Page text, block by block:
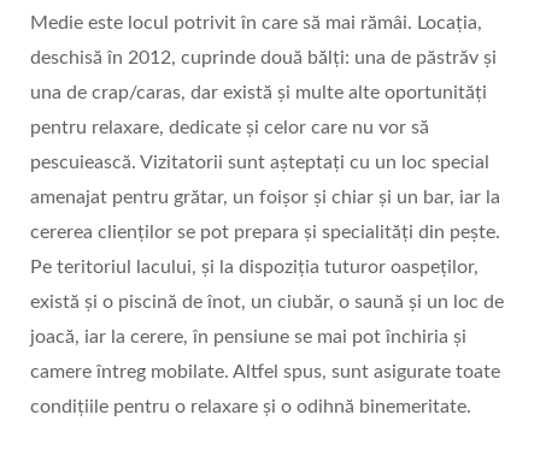
Medie este locul potrivit în care să mai rămâi. Locația,
deschisă în 2012, cuprinde două bălți: una de păstrăv ṣi
una de crap/caras, dar există și multe alte oportunități
pentru relaxare, dedicate și celor care nu vor să
pescuiească. Vizitatorii sunt așteptați cu un loc special
amenajat pentru grătar, un foiṣor ṣi chiar și un bar, iar la
cererea clienților se pot prepara și specialități din peṣte.
Pe teritoriul lacului, și la dispoziția tuturor oaspeților,
există și o piscină de înot, un ciubăr, o saună și un loc de
joacă, iar la cerere, în pensiune se mai pot închiria și
camere întreg mobilate. Altfel spus, sunt asigurate toate
condițiile pentru o relaxare și o odihnă binemeritate.